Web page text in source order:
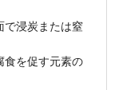
で浸炭または窒
食を促す元素の